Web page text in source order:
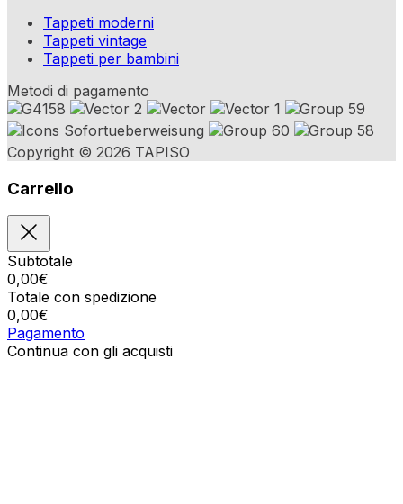
Tappeti moderni
Tappeti vintage
Tappeti per bambini
Metodi di pagamento
Copyright © 2026 TAPISO
Carrello
Subtotale
0,00€
Totale con spedizione
0,00€
Pagamento
Continua con gli acquisti